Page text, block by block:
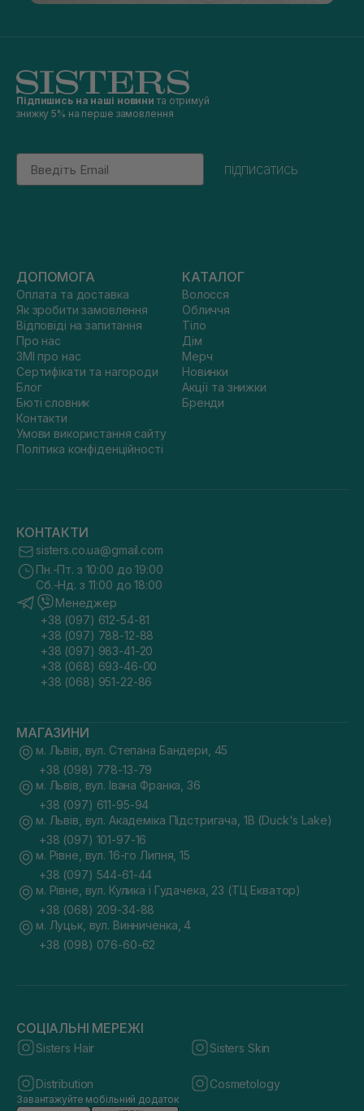
Підпишись на наші новини та отримуй
знижку 5% на перше замовлення
Email
підписатись
ДОПОМОГА
Оплата та доставка
Як зробити замовлення
Відповіді на запитання
Про нас
ЗМІ про нас
Сертифікати та нагороди
Блог
Бюті словник
Контакти
Умови використання сайту
Політика конфіденційності
КАТАЛОГ
Волосся
Обличчя
Тіло
Дім
Мерч
Новинки
Акції та знижки
Бренди
КОНТАКТИ
sisters.co.ua@gmail.com
Пн.-Пт. з 10:00 до 19:00
Сб.-Нд. з 11:00 до 18:00
Менеджер
+38 (097) 612-54-81
+38 (097) 788-12-88
+38 (097) 983-41-20
+38 (068) 693-46-00
+38 (068) 951-22-86
МАГАЗИНИ
м. Львів, вул. Степана Бандери, 45
+38 (098) 778-13-79
м. Львів, вул. Івана Франка, 36
+38 (097) 611-95-94
м. Львів, вул. Академіка Підстригача, 1В (Duck's Lake)
+38 (097) 101-97-16
м. Рівне, вул. 16-го Липня, 15
+38 (097) 544-61-44
м. Рівне, вул. Кулика і Гудачека, 23 (ТЦ Екватор)
+38 (068) 209-34-88
м. Луцьк, вул. Винниченка, 4
+38 (098) 076-60-62
СОЦІАЛЬНІ МЕРЕЖІ
Sisters Hair Sisters Skin
Distribution Cosmetology
Завантажуйте мобільний додаток